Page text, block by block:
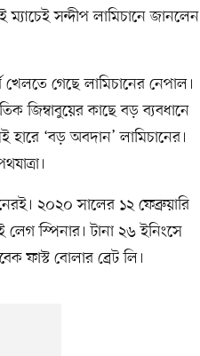
সন্দীপ লামিচানে জানলেন
খেলতে গেছে লামিচানের নেপাল।
জিম্বাবুয়ের কাছে বড় ব্যবধানে
‘বড় অবদান’ লামিচানের।
২০২০ সালের ১২ ফেব্রুয়ারি
স্পিনার। টানা ২৬ ইনিংসে
ফাস্ট বোলার ব্রেট লি।